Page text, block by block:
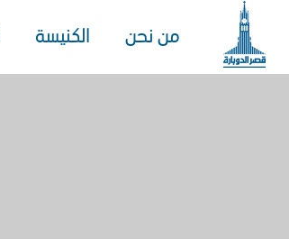
من نحن الكنيسة